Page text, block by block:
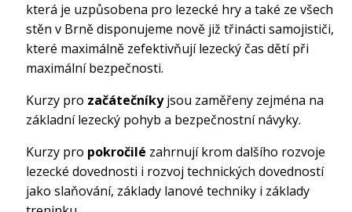
která je uzpůsobena pro lezecké hry a také ze všech
stěn v Brně disponujeme nově již třinácti samojističi,
které maximálně zefektivňují lezecký čas dětí při
maximální bezpečnosti.
Kurzy pro začátečníkyjsou zaměřeny zejména na
základní lezecký pohyb a bezpečnostní návyky.
Kurzy pro pokročilé zahrnují krom dalšího rozvoje
lezecké dovednosti i rozvoj technických dovedností
jako slaňování, základy lanové techniky i základy